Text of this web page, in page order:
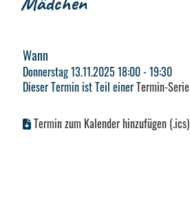
Wann
Donnerstag 13.11.2025 18:00 - 19:30
Dieser Termin ist Teil einerTermin-Serie
Termin zum Kalender hinzufügen (.ics)